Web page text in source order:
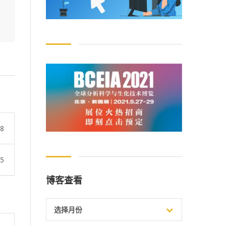
博客查看
选择月份